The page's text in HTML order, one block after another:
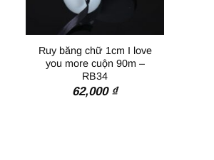
Ruy băng chữ 1cm I love
you more cuộn 90m –
RB34
62,000 ₫